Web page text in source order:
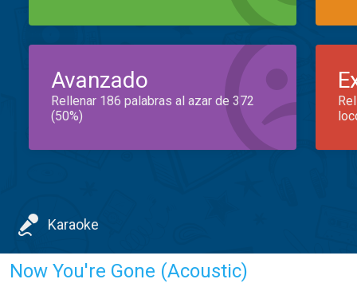
Avanzado
Rellenar 186 palabras al azar de 372
(50%)
Karaoke
Now You're Gone (Acoustic)